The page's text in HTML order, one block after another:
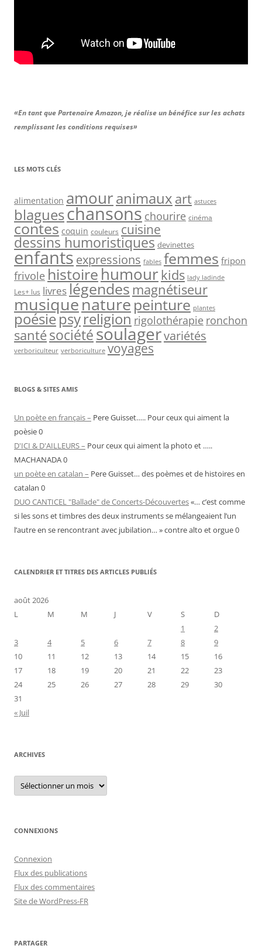
«En tant que Partenaire Amazon, je réalise un bénéfice sur les achats
remplissant les conditions requises»
LES MOTS CLÉS
alimentation amouranimaux art astuces
blagueschansons chourire cinéma
contes coquin couleurs cuisine
dessins humoristiques devinettes
enfantsexpressions fables femmes fripon
frivole histoire humour kids lady ladinde
Les+ lus livreslégendes magnétiseur
musiquenature peinture plantes
poésiepsyreligion rigolothérapie ronchon
santésociétésoulagervariétés
verboriculteur verboriculture voyages
BLOGS & SITES AMIS
Un poète en français – Pere Guisset….. Pour ceux qui aiment la
poèsie 0
D'ICI & D'AILLEURS – Pour ceux qui aiment la photo et …..
MACHANADA 0
un poète en catalan – Pere Guisset… des poèmes et de histoires en
catalan 0
DUO CANTICEL "Ballade" de Concerts-Découvertes«… c’est comme
si les sons et timbres des deux instruments se mélangeaient l’un
l’autre en se rencontrant avec jubilation… » contre alto et orgue 0
CALENDRIER ET TITRES DES ARTICLES PUBLIÉS
août 2026
L
M M J V S
D
1
2
3
4 5 6 7 8
9
10
11 12 13 14 15
16
17
18 19 20 21 22
23
24
25 26 27 28 29
30
31
« Juil
ARCHIVES
Archives
CONNEXIONS
Connexion
Flux des publications
Flux des commentaires
Site de WordPress-FR
PARTAGER